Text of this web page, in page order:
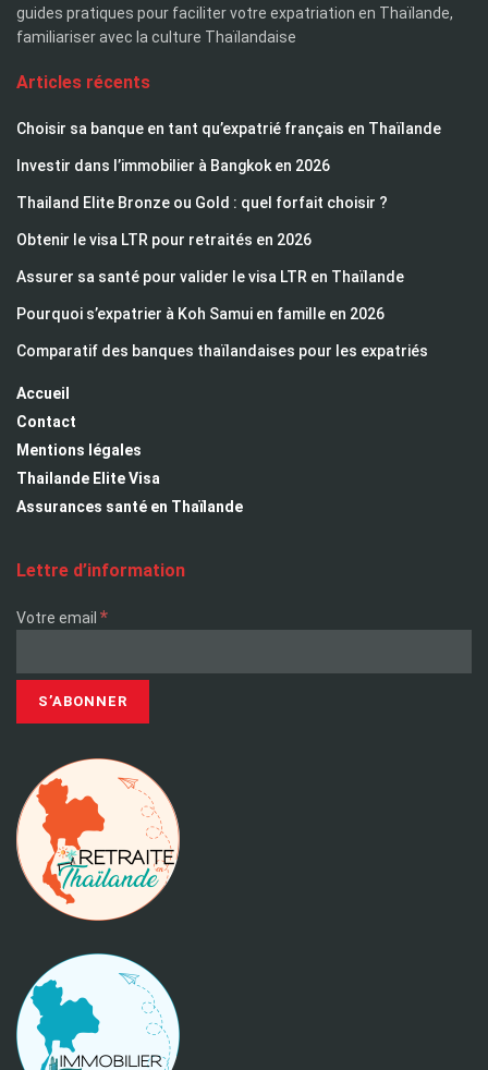
guides pratiques pour faciliter votre expatriation en Thaïlande,
familiariser avec la culture Thaïlandaise
Articles récents
Choisir sa banque en tant qu’expatrié français en Thaïlande
Investir dans l’immobilier à Bangkok en 2026
Thailand Elite Bronze ou Gold : quel forfait choisir ?
Obtenir le visa LTR pour retraités en 2026
Assurer sa santé pour valider le visa LTR en Thaïlande
Pourquoi s’expatrier à Koh Samui en famille en 2026
Comparatif des banques thaïlandaises pour les expatriés
Accueil
Contact
Mentions légales
Thailande Elite Visa
Assurances santé en Thaïlande
Lettre d’information
Votre email *